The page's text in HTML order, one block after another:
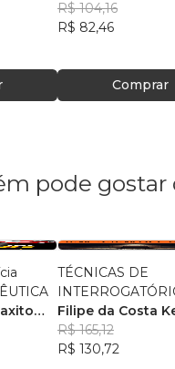
R$ 104,16
R$ 82,46
Comprar
pode gostar
TÉCNICAS DE
TEMPO REAL
Filipe da Costa
R$ 165,12
R$ 130,72